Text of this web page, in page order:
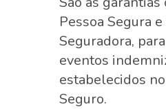
Pessoa Segura
Seguradora,
eventos
estabelecidos
Seguro.